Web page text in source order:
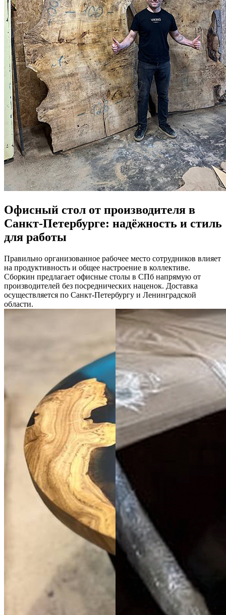
Офисный стол от производителя в
Санкт-Петербурге: надёжность и стиль
для работы
Правильно организованное рабочее место сотрудников влияет
на продуктивность и общее настроение в коллективе.
Сборкин предлагает офисные столы в СПб напрямую от
производителей без посреднических наценок. Доставка
осуществляется по Санкт-Петербургу и Ленинградской
области.